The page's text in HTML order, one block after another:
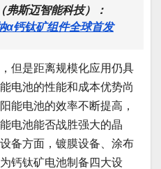
弗斯迈智能科技）：
α钙钛矿组件全球首发
但是距离规模化应用仍具
电池的性能和成本优势尚
能电池的效率不断提高，
电池能否战胜强大的晶
备方面，镀膜设备、涂布
钙钛矿电池制备四大设